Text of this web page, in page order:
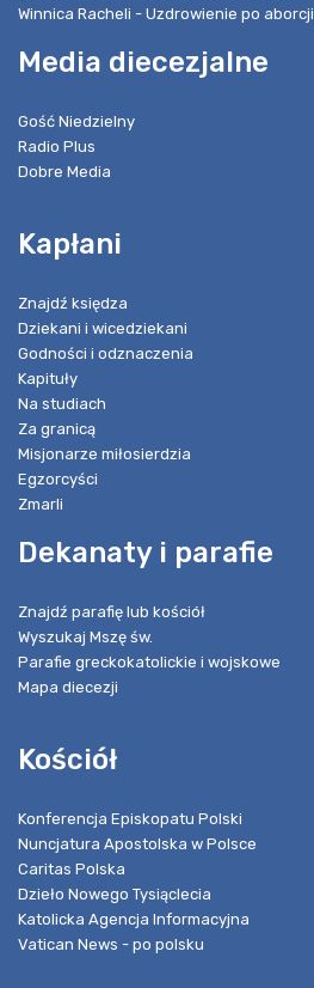
Winnica Racheli - Uzdrowienie po aborcji
Media diecezjalne
Gość Niedzielny
Radio Plus
Dobre Media
Kapłani
Znajdź księdza
Dziekani i wicedziekani
Godności i odznaczenia
Kapituły
Na studiach
Za granicą
Misjonarze miłosierdzia
Egzorcyści
Zmarli
Dekanaty i parafie
Znajdź parafię lub kościół
Wyszukaj Mszę św.
Parafie greckokatolickie i wojskowe
Mapa diecezji
Kościół
Konferencja Episkopatu Polski
Nuncjatura Apostolska w Polsce
Caritas Polska
Dzieło Nowego Tysiąclecia
Katolicka Agencja Informacyjna
Vatican News - po polsku